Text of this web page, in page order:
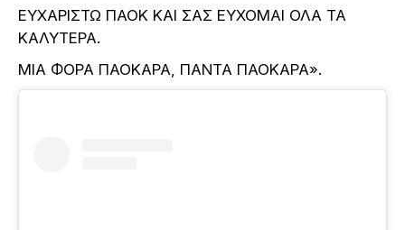
ΕΥΧΑΡΙΣΤΩ ΠΑΟΚ ΚΑΙ ΣΑΣ ΕΥΧΟΜΑΙ ΟΛΑ ΤΑ
ΚΑΛΥΤΕΡΑ.
ΜΙΑ ΦΟΡΑ ΠΑΟΚΑΡΑ, ΠΑΝΤΑ ΠΑΟΚΑΡΑ».